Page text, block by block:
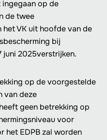
ingegaan op de
de twee
VK uit hoofde van de
bij
juni 2025verstrijken.
op de voorgestelde
van deze
geen betrekking op
voor
het EDPB zal worden